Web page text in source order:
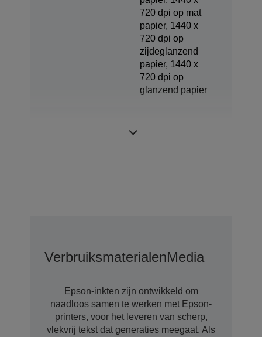
720 dpi op mat
papier, 1440 x
720 dpi op
zijdeglanzend
papier, 1440 x
720 dpi op
glanzend papier
VerbruiksmaterialenMedia
Epson-inkten zijn ontwikkeld om
naadloos samen te werken met Epson-
printers, voor het leveren van scherp,
vlekvrij tekst dat generaties meegaat. Als